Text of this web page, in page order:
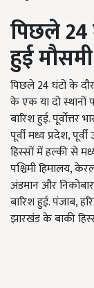
पिछले 24
हुई
पिछले 24 घंटों के
के एक या दो स्थानों
बारिश हुई. पूर्वोत्तर
पूर्वी मध्य प्रदेश,
हिस्सों में हल्की से
पश्चिमी हिमालय,
अंडमान और
बारिश हुई. पंजाब,
झारखंड के बाकी